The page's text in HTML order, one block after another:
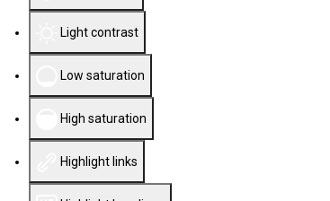
Light contrast
Low saturation
High saturation
Highlight links